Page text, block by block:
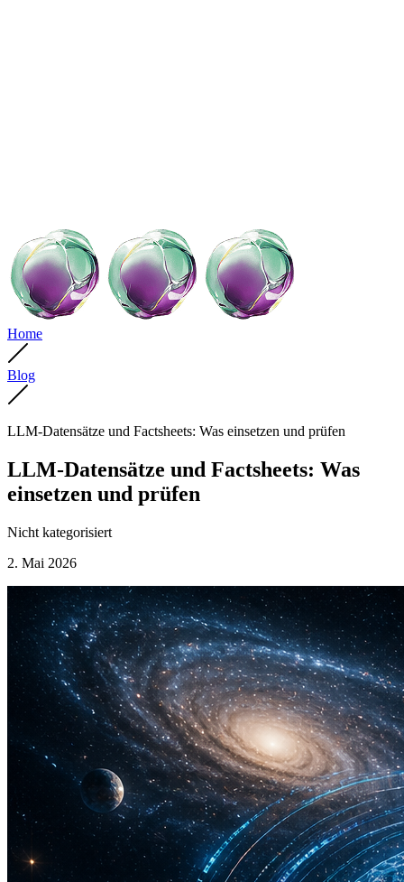
Home
Blog
LLM-Datensätze und Factsheets: Was einsetzen und prüfen
LLM-Datensätze und Factsheets: Was
einsetzen und prüfen
Nicht kategorisiert
2. Mai 2026